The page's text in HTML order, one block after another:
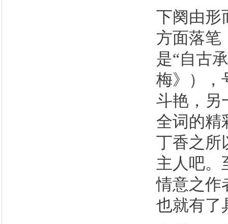
下阕由形
方面落笔
是“自古
梅》），
斗艳，另
全词的精
丁香之所
主人吧。
情意之作
也就有了